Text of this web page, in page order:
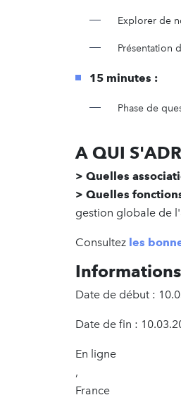
Explorer de
Présentation
15 minutes :
Phase de
A QUI
> Quelles
> Quelles
gestion globale de
Consultez les
Date de début :
Date de fin :
En ligne
,
France